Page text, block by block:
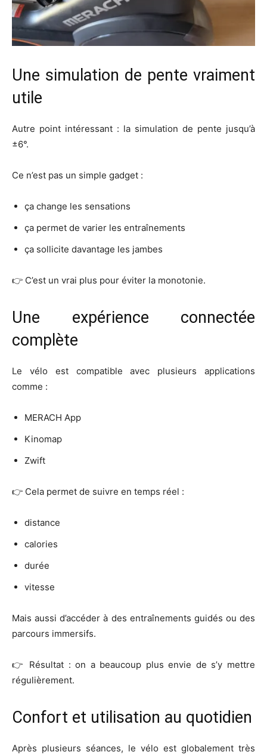
Une simulation de pente vraiment
utile
Autre point intéressant : la simulation de pente jusqu’à
±6°.
Ce n’est pas un simple gadget :
ça change les sensations
ça permet de varier les entraînements
ça sollicite davantage les jambes
👉 C’est un vrai plus pour éviter la monotonie.
Une expérience connectée
complète
Le vélo est compatible avec plusieurs applications
comme :
MERACH App
Kinomap
Zwift
👉 Cela permet de suivre en temps réel :
distance
calories
durée
vitesse
Mais aussi d’accéder à des entraînements guidés ou des
parcours immersifs.
👉 Résultat : on a beaucoup plus envie de s’y mettre
régulièrement.
Confort et utilisation au quotidien
Après plusieurs séances, le vélo est globalement très